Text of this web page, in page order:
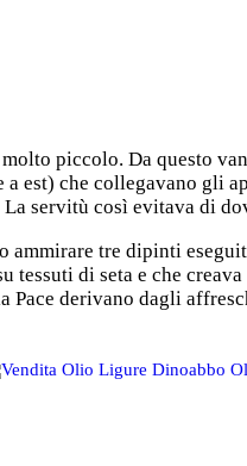
piccolo. Da questo
a est) che collegavano gli
La servitù così evitava di
ammirare tre dipinti
tessuti di seta e che
Pace derivano dagli